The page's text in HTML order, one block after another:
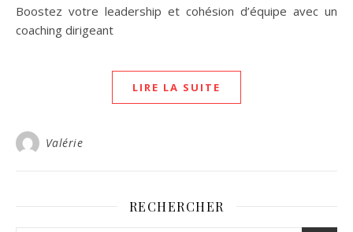
Boostez votre leadership et cohésion d’équipe avec un
coaching dirigeant
LIRE LA SUITE
Valérie
RECHERCHER